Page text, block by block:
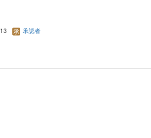
承認者